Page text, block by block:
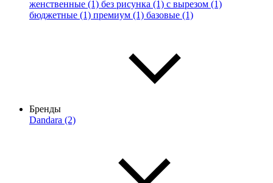
женственные (1) без рисунка (1) с вырезом (1)
бюджетные (1) премиум (1) базовые (1)
Бренды
Dandara (2)